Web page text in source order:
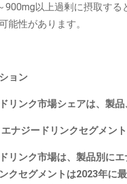
900mg以上過剰に摂取す
能性があります。
ョン
リンク市場シェアは、製
ナジードリンクセグメン
リンク市場は、製品別に
クセグメントは2023年に